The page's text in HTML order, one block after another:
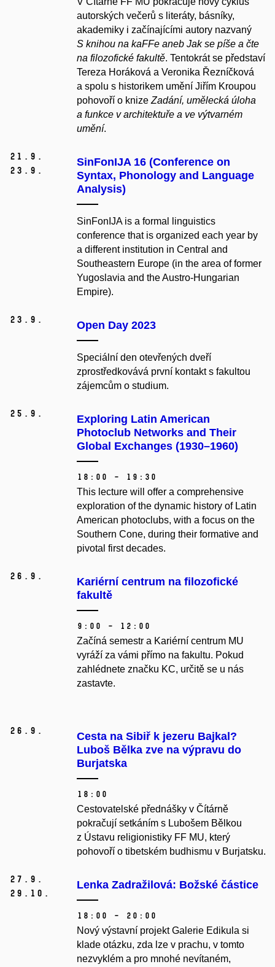
autorských večerů s literáty, básníky,
akademiky i začínajícími autory nazvaný
S knihou na kaFFe aneb Jak se píše a čte
na filozofické fakultě. Tentokrát se představí
Tereza Horáková a Veronika Řezníčková
a spolu s historikem umění Jiřím Kroupou
pohovoří o knizeZadání, umělecká úloha
a funkce v architektuře a ve výtvarném
umění.
21. 9.
23. 9.
SinFonIJA 16 (Conference on
Syntax, Phonology and Language
Analysis)
SinFonIJA is a formal linguistics
conference that is organized each year by
a different institution in Central and
Southeastern Europe (in the area of former
Yugoslavia and the Austro-Hungarian
Empire).
23. 9. Open Day 2023
Speciální den otevřených dveří
zprostředkovává první kontakt s fakultou
zájemcům o studium.
25. 9.
Exploring Latin American
Photoclub Networks and Their
Global Exchanges (1930–1960)
18:00 – 19:30
This lecture will offer a comprehensive
exploration of the dynamic history of Latin
American photoclubs, with a focus on the
Southern Cone, during their formative and
pivotal first decades.
26. 9.
Kariérní centrum na filozofické
fakultě
9:00 – 12:00
Začíná semestr a Kariérní centrum MU
vyráží za vámi přímo na fakultu. Pokud
zahlédnete značku KC, určitě se u nás
zastavte.
26. 9.
Cesta na Sibiř k jezeru Bajkal?
Luboš Bělka zve na výpravu do
Burjatska
18:00
Cestovatelské přednášky v Čítárně
pokračují setkáním s Lubošem Bělkou
z Ústavu religionistiky FF MU, který
pohovoří o tibetském budhismu v Burjatsku.
27. 9.
29. 10.
Lenka Zadražilová: Božské částice
18:00 – 20:00
Nový výstavní projekt Galerie Edikula si
klade otázku, zda lze v prachu, v tomto
nezvyklém a pro mnohé nevítaném,